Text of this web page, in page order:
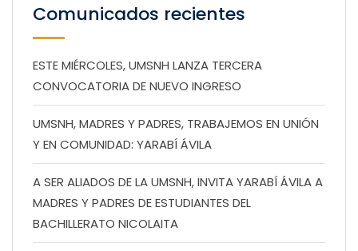
Comunicados recientes
ESTE MIÉRCOLES, UMSNH LANZA TERCERA
CONVOCATORIA DE NUEVO INGRESO
UMSNH, MADRES Y PADRES, TRABAJEMOS EN UNIÓN
Y EN COMUNIDAD: YARABÍ ÁVILA
A SER ALIADOS DE LA UMSNH, INVITA YARABÍ ÁVILA A
MADRES Y PADRES DE ESTUDIANTES DEL
BACHILLERATO NICOLAITA